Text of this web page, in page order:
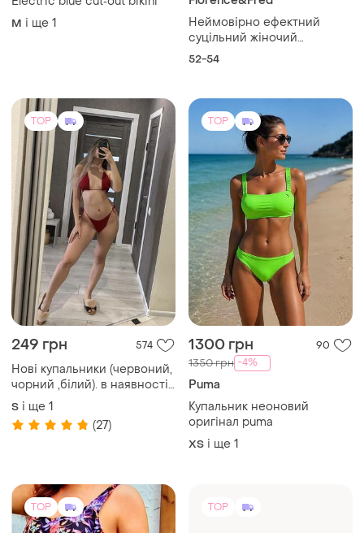
Неймовірно ефектний
купальник бренду f&f з
«зебра» в
TOP
249 грн
Нові купальники (червоний,
чорний ,білий). в наявності
декілька
S і ще 1
TOP
1300 грн
-4%
Puma
Купальник неоновий
оригінал puma
TOP